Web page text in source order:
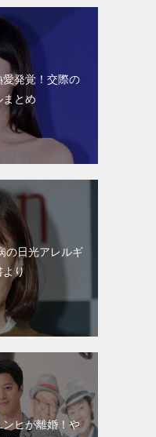
発覚！交際の
とめ
の日光アレルギ
り
ヒが離婚！や